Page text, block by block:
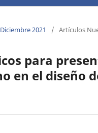
2021 / Artículos
para
en el diseño